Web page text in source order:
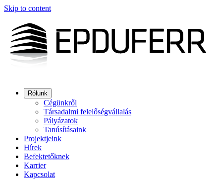
Skip to content
Rólunk
Cégünkről
Társadalmi felelőségvállalás
Pályázatok
Tanúsításaink
Projektjeink
Hírek
Befektetőknek
Karrier
Kapcsolat